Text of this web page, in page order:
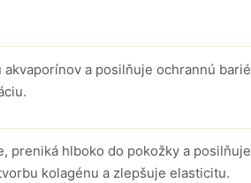
a posilňuje ochrannú
preniká hlboko do pokožky a
kolagénu a zlepšuje elasticitu.